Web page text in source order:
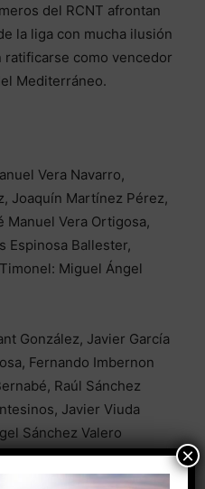
del RCNT afrontan
la liga con mucha ilusión
como vencedor
Mediterráneo.
Vera Navarro,
Joaquín Martínez Pérez,
Manuel Vera Ortigosa,
Espinosa Ballester,
Miguel Ángel
González, Javier García
Fernando Imbernon
Raúl Sánchez
Javier Viuda
Sánchez Valero
Lutska, Esther Pérez
×